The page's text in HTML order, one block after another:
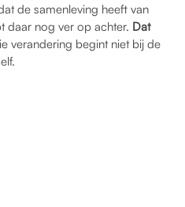
de samenleving heeft van
daar nog ver op achter. Dat
verandering begint niet bij de